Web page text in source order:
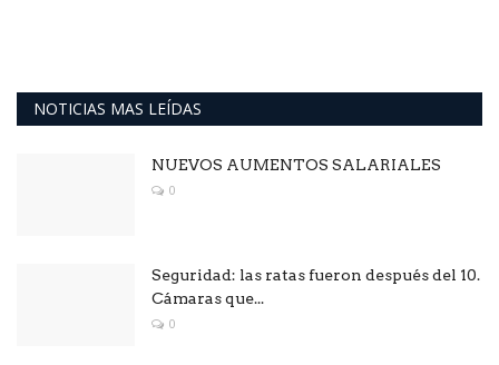
NOTICIAS MAS LEÍDAS
NUEVOS AUMENTOS SALARIALES
0
Seguridad: las ratas fueron después del 10.
Cámaras que...
0